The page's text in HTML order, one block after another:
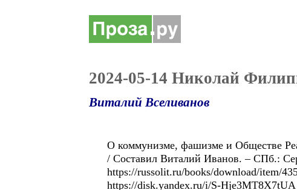
2024-05-14 Николай
Виталий Вселиванов
О коммунизме, фашизме и Обществе
/ Составил Виталий Иванов. – СПб.:
https://russolit.ru/books/download/item/
https://disk.yandex.ru/i/S-Hje3MT8X7tUA